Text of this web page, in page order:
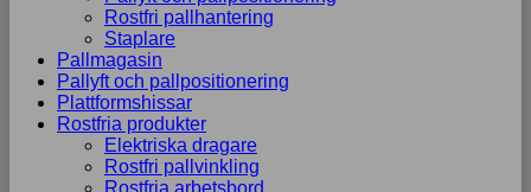
Rostfri pallhantering
Staplare
Pallmagasin
Pallyft och pallpositionering
Plattformshissar
Rostfria produkter
Elektriska dragare
Rostfri pallvinkling
Rostfria arbetsbord